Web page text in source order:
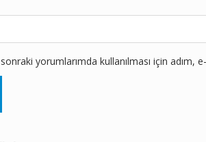
yorumlarımda kullanılması için adım,